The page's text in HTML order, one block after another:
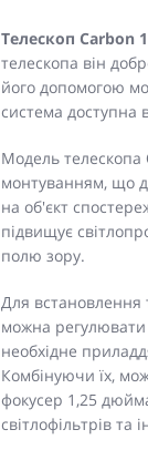
Телескоп Carbon
телескопа він
його допомогою
система доступна
Модель телескопа
монтуванням, що
на об'єкт
підвищує
полю зору.
Для встановлення
можна регулювати
необхідне
Комбінуючи їх,
фокусер 1,25
світлофільтрів та